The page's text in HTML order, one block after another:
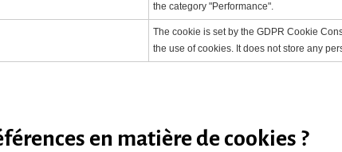
the category "Performance".
The cookie is set by the GDPR Cookie
the use of cookies. It does not store any
en matière de cookies ?